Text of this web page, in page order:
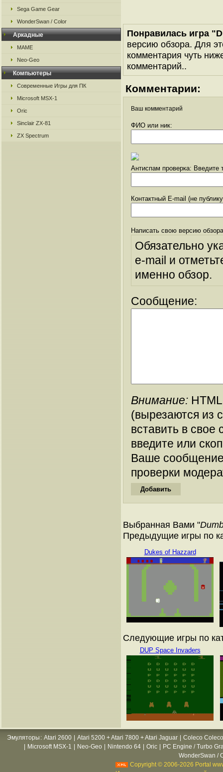
Sega Game Gear
WonderSwan / Color
Аркадные
MAME
Neo-Geo
Компьютеры
Современные Игры для ПК
Microsoft MSX-1
Oric
Sinclair ZX-81
ZX Spectrum
Понравилась игра
версию обзора. Для
комментария чуть
комментарий..
Комментарии:
Ваш комментарий
ФИО или ник:
Антиспам проверка: Введите
Контактный E-mail (не
Написать свою версию
Обязательно
e-mail и
именно обзор.
Сообщение:
Внимание:
(вырезаются из
вставить в
введите или
Ваше
проверки
Выбранная Вами "
Предыдущие игры по
Dukes of Hazzard
Следующие игры по
DUP Space Invaders
Эмуляторы : Atari 2600 Atari 5200 + Atari 7800 + Atari Jaguar
Coleco
Microsoft MSX-1 Neo-Geo Nintendo 64 Oric
PC Engine / Turbo
WonderSwan /
Copyright © 2006-2026 Portal